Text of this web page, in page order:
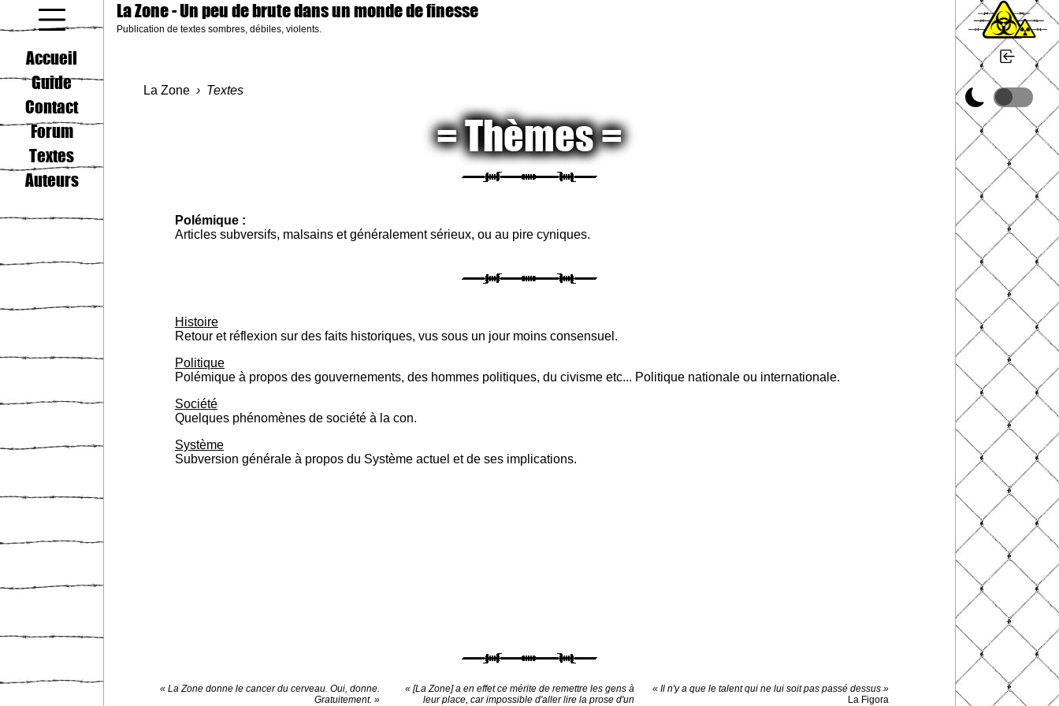
La Zone- Un peu de brute dans un monde de finesse
Publication de textes sombres, débiles, violents.
Accueil
Guide
Contact
Forum
Textes
Auteurs
La Zone Textes
Thèmes
Polémique :
Articles subversifs, malsains et généralement sérieux, ou au pire cyniques.
Histoire
Retour et réflexion sur des faits historiques, vus sous un jour moins consensuel.
Politique
Polémique à propos des gouvernements, des hommes politiques, du civisme etc... Politique nationale ou internationale.
Société
Quelques phénomènes de société à la con.
Système
Subversion générale à propos du Système actuel et de ses implications.
« La Zone donne le cancer du cerveau. Oui, donne.
Gratuitement. »
« [La Zone] a en effet ce mérite de remettre les gens à
leur place, car impossible d'aller lire la prose d'un
« Il n'y a que le talent qui ne lui soit pas passé dessus »
La Figora